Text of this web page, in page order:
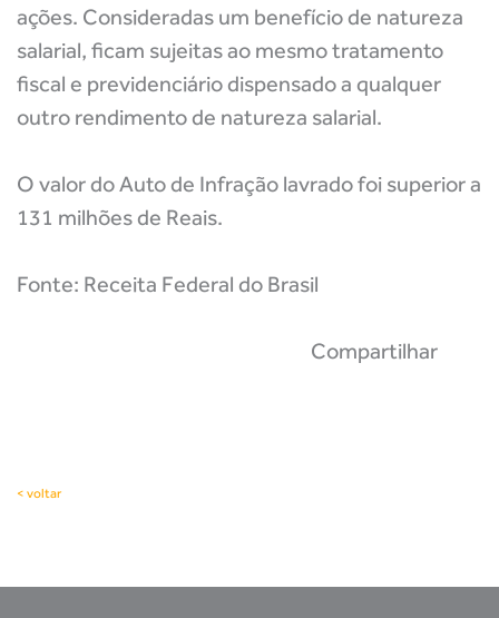
ações. Consideradas um benefício de natureza
salarial, ficam sujeitas ao mesmo tratamento
fiscal e previdenciário dispensado a qualquer
outro rendimento de natureza salarial.
O valor do Auto de Infração lavrado foi superior a
131 milhões de Reais.
Fonte: Receita Federal do Brasil
Compartilhar
< voltar